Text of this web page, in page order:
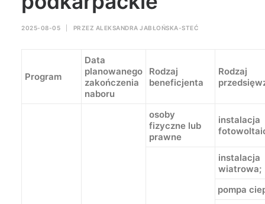
Oferta finansowania
Wiedza
2025-08-05 PRZEZ ALEKSANDRA JABŁOŃSKA-STEĆ
Program
Data
planowanego
zakończenia
naboru
Rodzaj
beneficjenta
Rodzaj
osoby
fizyczne lub
prawne
instalacja
instalacja
wiatrowa;
pompa